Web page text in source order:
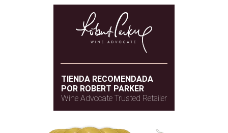
TIENDA RECOMENDADA
POR ROBERT PARKER
Wine Advocate Trusted Retailer